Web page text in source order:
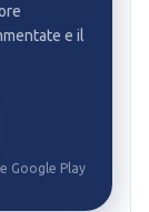
e il
Google Play